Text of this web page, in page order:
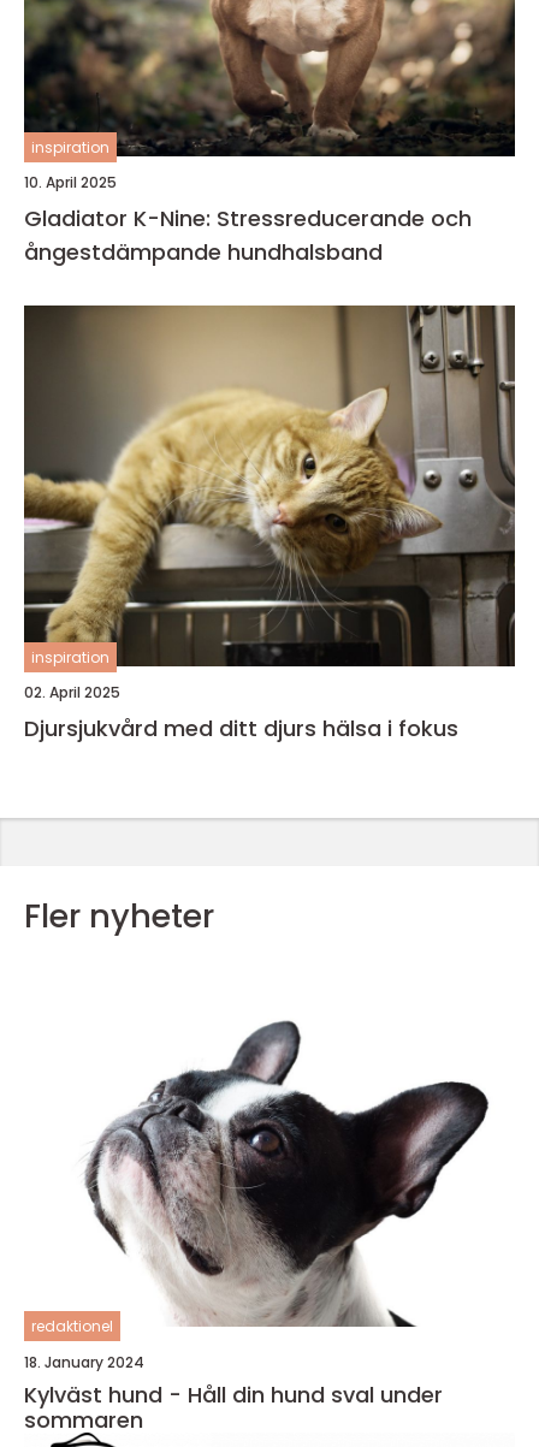
inspiration
10. April 2025
Gladiator K-Nine: Stressreducerande och
ångestdämpande hundhalsband
inspiration
02. April 2025
Djursjukvård med ditt djurs hälsa i fokus
Fler nyheter
redaktionel
18. January 2024
Kylväst hund - Håll din hund sval under
sommaren